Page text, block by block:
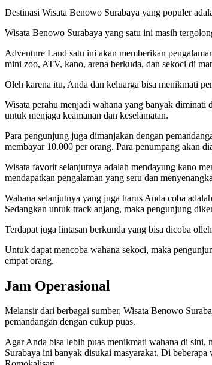
Destinasi Wisata Benowo Surabaya yang populer
Wisata Benowo Surabaya yang satu ini masih
Adventure Land satu ini akan memberikan
mini zoo, ATV, kano, arena berkuda, dan sekoci di
Oleh karena itu, Anda dan keluarga bisa menikmati
Wisata perahu menjadi wahana yang banyak
untuk menjaga keamanan dan keselamatan.
Para pengunjung juga dimanjakan dengan
membayar 10.000 per orang. Para penumpang akan
Wisata favorit selanjutnya adalah mendayung kano
mendapatkan pengalaman yang seru dan
Wahana selanjutnya yang juga harus Anda coba
Sedangkan untuk track anjang, maka pengunjung
Terdapat juga lintasan berkunda yang bisa dicoba
Untuk dapat mencoba wahana sekoci, maka
empat orang.
Jam Operasional
Melansir dari berbagai sumber, Wisata Benowo
pemandangan dengan cukup puas.
Agar Anda bisa lebih puas menikmati wahana di sini,
Surabaya ini banyak disukai masyarakat. Di